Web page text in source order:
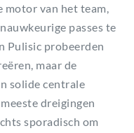
motor van het team,
passes te
Pulisic probeerden
maar de
solide centrale
dreigingen
sporadisch om